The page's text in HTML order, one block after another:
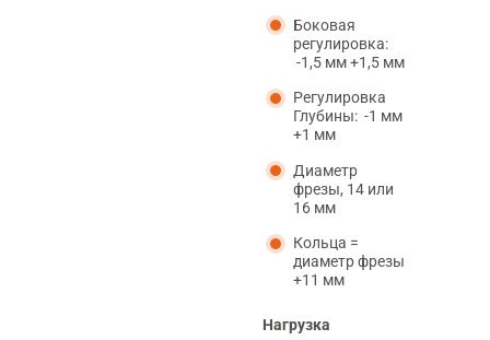
Боковая
регулировка:
-1,5 мм +1,5 мм
Регулировка
Глубины: -1 мм
+1 мм
Диаметр
фрезы, 14 или
16 мм
Кольца =
диаметр фрезы
+11 мм
Нагрузка